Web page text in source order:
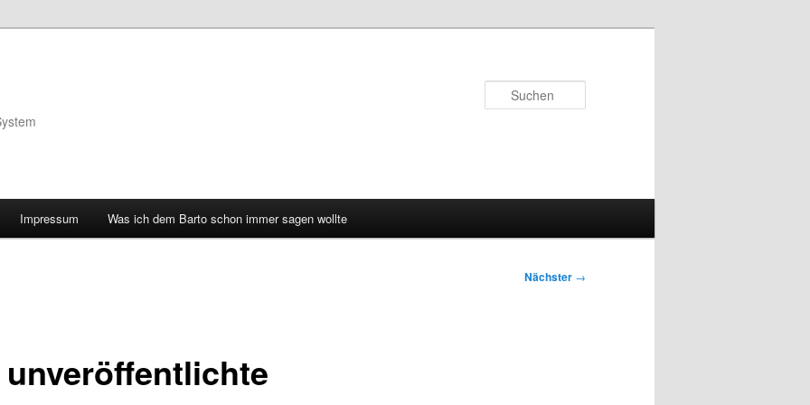
Impressum Was ich dem Barto schon immer sagen wollte
Nächster →
unveröffentlichte